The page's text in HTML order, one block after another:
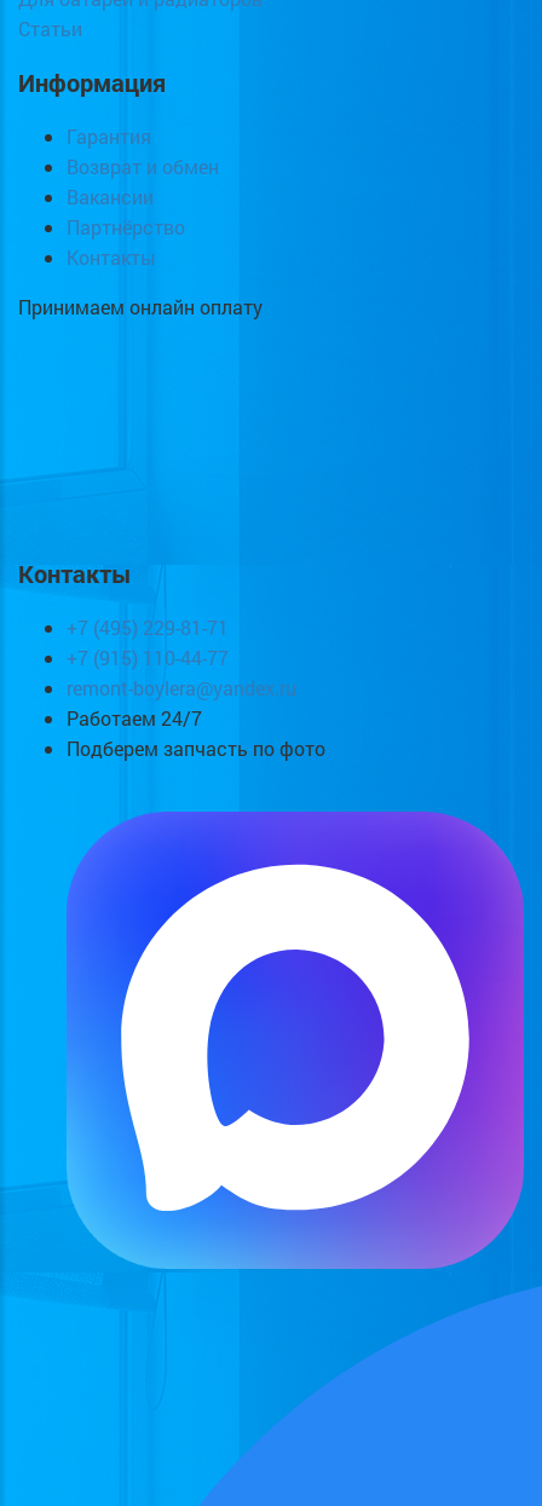
Статьи
Информация
Гарантия
Возврат и обмен
Вакансии
Партнёрство
Контакты
Принимаем онлайн оплату
Контакты
+7 (495) 229-81-71
+7 (915) 110-44-77
remont-boylera@yandex.ru
Работаем 24/7
Подберем запчасть по фото